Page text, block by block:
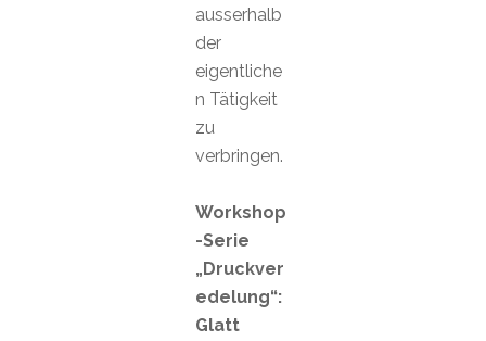
ausserhalb
der
eigentliche
n Tätigkeit
zu
verbringen.
Workshop
-Serie
„Druckver
edelung“:
Glatt